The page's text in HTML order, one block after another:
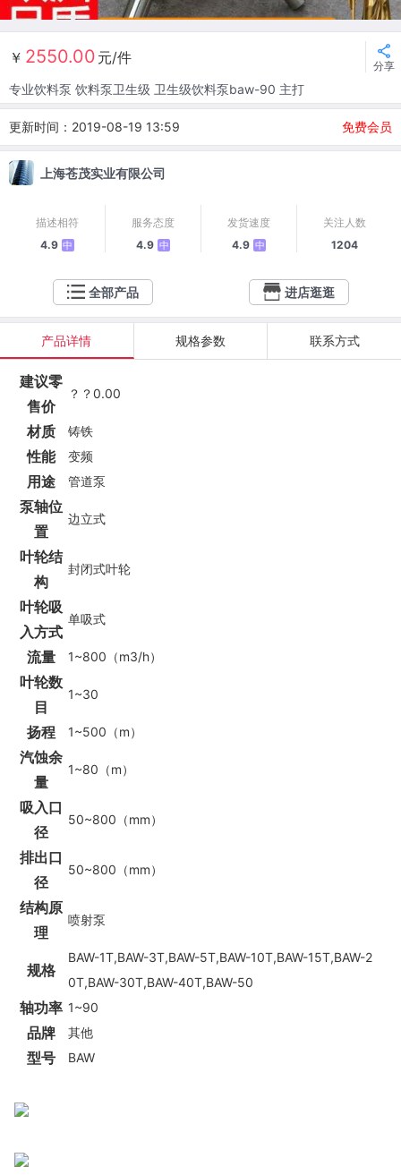
￥ 2550.00 元/件 分享
专业饮料泵 饮料泵卫生级 卫生级饮料泵baw-90 主打
更新时间：2019-08-19 13:59 免费会员
上海苍茂实业有限公司
描述相符
4.9 中
服务态度
4.9 中
发货速度
4.9 中
关注人数
1204
全部产品 进店逛逛
产品详情 规格参数 联系方式
建议零
售价
？？0.00
材质 铸铁
性能 变频
用途 管道泵
泵轴位
置
边立式
叶轮结
构
封闭式叶轮
叶轮吸
入方式
单吸式
流量 1~800（m3/h）
叶轮数
目
1~30
扬程 1~500（m）
汽蚀余
量
1~80（m）
吸入口
径
50~800（mm）
排出口
径
50~800（mm）
结构原
理
喷射泵
规格
BAW-1T,BAW-3T,BAW-5T,BAW-10T,BAW-15T,BAW-2
0T,BAW-30T,BAW-40T,BAW-50
轴功率 1~90
品牌 其他
型号 BAW